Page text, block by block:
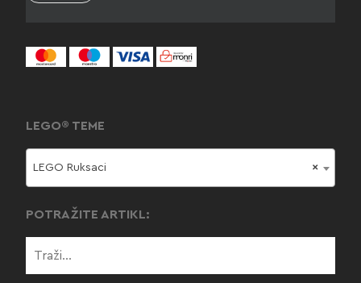
LEGO® TEME
×
LEGO Ruksaci
POTRAŽITE ARTIKL: